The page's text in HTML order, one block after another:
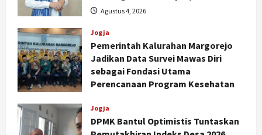
Agustus 4, 2026
Jogja
Pemerintah Kalurahan Margorejo
Jadikan Data Survei Mawas Diri
sebagai Fondasi Utama
Perencanaan Program Kesehatan
Jogja
DPMK Bantul Optimistis Tuntaskan